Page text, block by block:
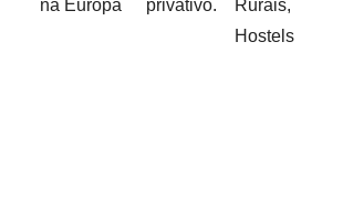
na Europa
privativo.
Rurais,
Hostels